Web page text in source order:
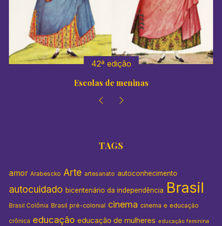
42ª edição 41º
TAGS
amor Arabescko Arte artesanato autoconhecimento
autocuidado bicentenário da independência Brasil
Brasil Colônia Brasil pré-colonial cinema cinema e educação
crônica educação educação de mulheres educação feminina